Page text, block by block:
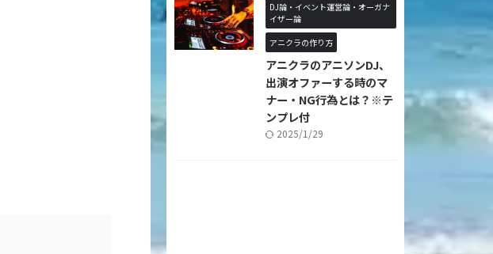
DJ論・イベント運営論・オーガナ
イザー論
アニクラの作り方
アニクラのアニソンDJ、
出演オファーする時のマ
ナー・NG行為とは？※テ
ンプレ付
2025/1/29